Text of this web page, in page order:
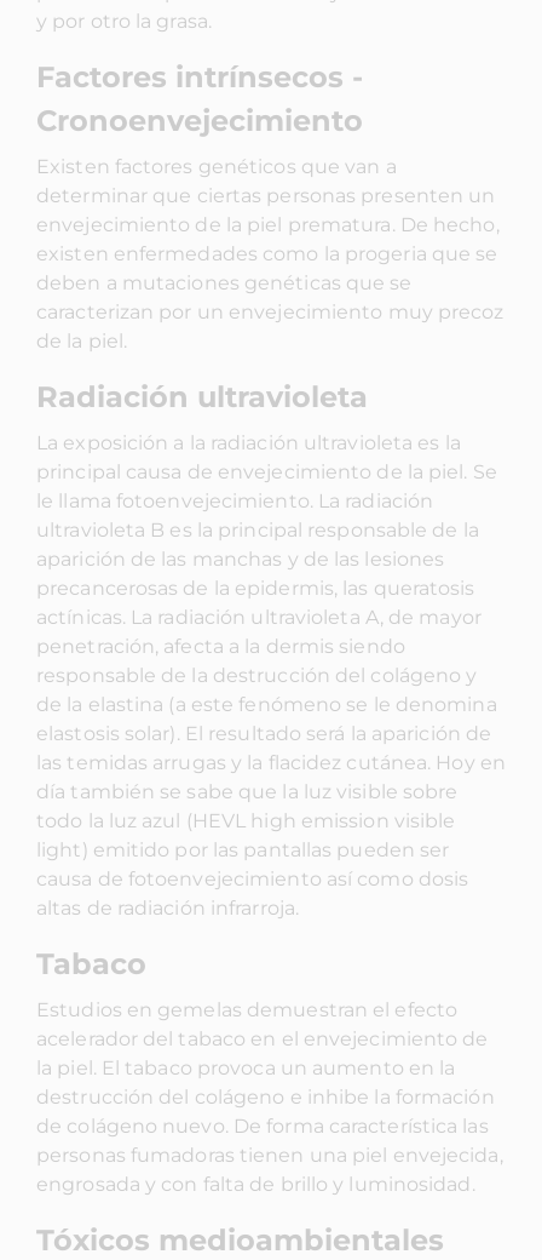
y por otro la grasa.
Factores intrínsecos -
Cronoenvejecimiento
Existen factores genéticos que van a
determinar que ciertas personas presenten un
envejecimiento de la piel prematura. De hecho,
existen enfermedades como la progeria que se
deben a mutaciones genéticas que se
caracterizan por un envejecimiento muy precoz
de la piel.
Radiación ultravioleta
La exposición a la radiación ultravioleta es la
principal causa de envejecimiento de la piel. Se
le llama fotoenvejecimiento. La radiación
ultravioleta B es la principal responsable de la
aparición de las manchas y de las lesiones
precancerosas de la epidermis, las queratosis
actínicas. La radiación ultravioleta A, de mayor
penetración, afecta a la dermis siendo
responsable de la destrucción del colágeno y
de la elastina (a este fenómeno se le denomina
elastosis solar). El resultado será la aparición de
las temidas arrugas y la flacidez cutánea. Hoy en
día también se sabe que la luz visible sobre
todo la luz azul (HEVL high emission visible
light) emitido por las pantallas pueden ser
causa de fotoenvejecimiento así como dosis
altas de radiación infrarroja.
Tabaco
Estudios en gemelas demuestran el efecto
acelerador del tabaco en el envejecimiento de
la piel. El tabaco provoca un aumento en la
destrucción del colágeno e inhibe la formación
de colágeno nuevo. De forma característica las
personas fumadoras tienen una piel envejecida,
engrosada y con falta de brillo y luminosidad.
Tóxicos medioambientales